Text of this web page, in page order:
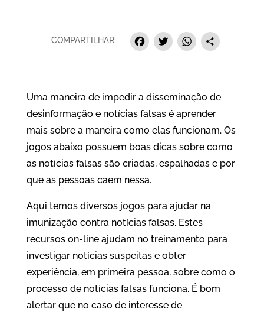
COMPARTILHAR: Facebook
Twitter
Uma maneira de impedir a disseminação de
desinformação e notícias falsas é aprender
mais sobre a maneira como elas funcionam. Os
jogos abaixo possuem boas dicas sobre como
as notícias falsas são criadas, espalhadas e por
que as pessoas caem nessa.
Aqui temos diversos jogos para ajudar na
imunização contra notícias falsas. Estes
recursos on-line ajudam no treinamento para
investigar notícias suspeitas e obter
experiência, em primeira pessoa, sobre como o
processo de notícias falsas funciona. É bom
alertar que no caso de interesse de